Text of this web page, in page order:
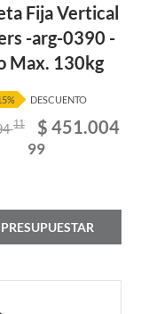
Fija Vertical
-arg-0390 -
Max. 130kg
DESCUENTO
11 $ 451.004
99
PRESUPUESTAR